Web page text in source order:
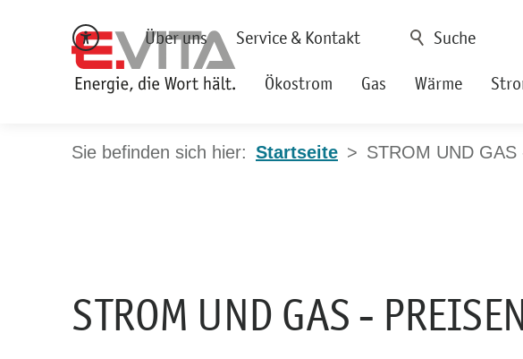
Über uns Service & Kontakt
Ökostrom Gas Wärme
Startseite STROM UND
STROM UND GAS -